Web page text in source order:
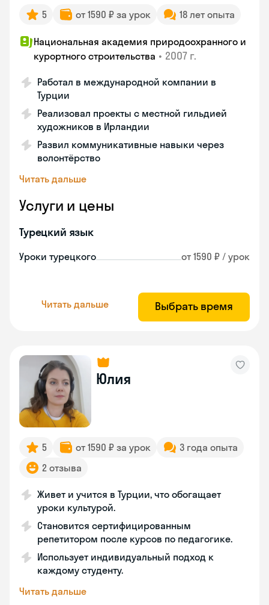
5 от 1590 ₽ за урок 18 лет опыта
Национальная академия природоохранного и
курортного строительства • 2007 г.
Работал в международной компании в
Турции
Реализовал проекты с местной гильдией
художников в Ирландии
Развил коммуникативные навыки через
волонтёрство
Читать дальше
Услуги и цены
Турецкий язык
Уроки турецкого от 1590 ₽ / урок
Читать дальше Выбрать время
Юлия
5 от 1590 ₽ за урок
3 года опыта
2 отзыва
Живет и учится в Турции, что обогащает
уроки культурой.
Становится сертифицированным
репетитором после курсов по педагогике.
Использует индивидуальный подход к
каждому студенту.
Читать дальше